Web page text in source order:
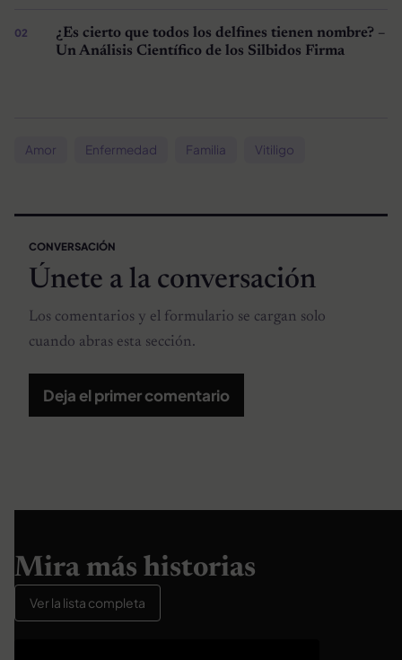
¿Es cierto que todos los delfines tienen nombre? –
Un Análisis Científico de los Silbidos Firma
Amor Enfermedad Familia Vitiligo
CONVERSACIÓN
Únete a la conversación
Los comentarios y el formulario se cargan solo
cuando abras esta sección.
Deja el primer comentario
Mira más historias
Ver la lista completa